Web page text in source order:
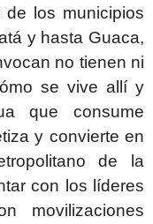
de los municipios
y hasta Guaca,
no tienen ni
se vive allí y
que consume
y convierte en
de la
con los líderes
movilizaciones